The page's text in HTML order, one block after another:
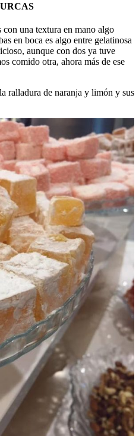
una textura en mano algo
en boca es algo entre gelatinosa
aunque con dos ya tuve
comido otra, ahora más de ese
ralladura de naranja y limón y sus